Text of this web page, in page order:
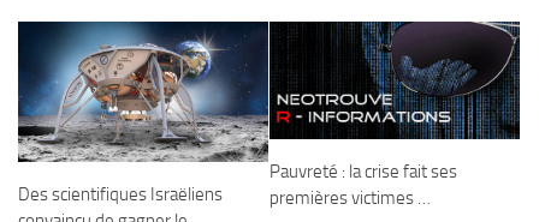
Des scientifiques Israëliens
Pauvreté : la crise fait ses
premières victimes …